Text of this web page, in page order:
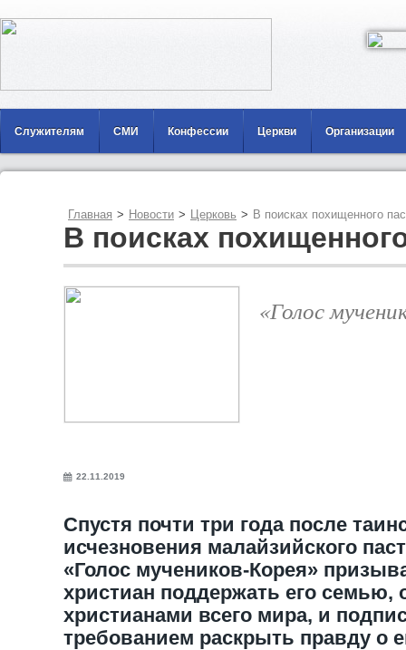
Служителям СМИ Конфессии Церкви Организации
Главная > Новости > Церковь > В поисках похищенного
В поисках
«Голос
22.11.2019
Спустя почти три года после
исчезновения малайзийского
«Голос мучеников-Корея»
христиан поддержать его
христианами всего мира, и
требованием раскрыть правду о